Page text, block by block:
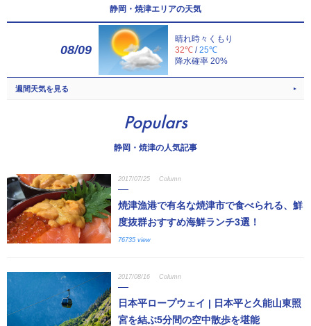
静岡・焼津エリアの天気
08/09
晴れ時々くもり
32℃ /25℃
降水確率 20%
週間天気を見る
Populars
静岡・焼津の人気記事
2017/07/25 Column
焼津漁港で有名な焼津市で食べられる、鮮
度抜群おすすめ海鮮ランチ3選！
76735 view
2017/08/16 Column
日本平ロープウェイ | 日本平と久能山東照
宮を結ぶ5分間の空中散歩を堪能